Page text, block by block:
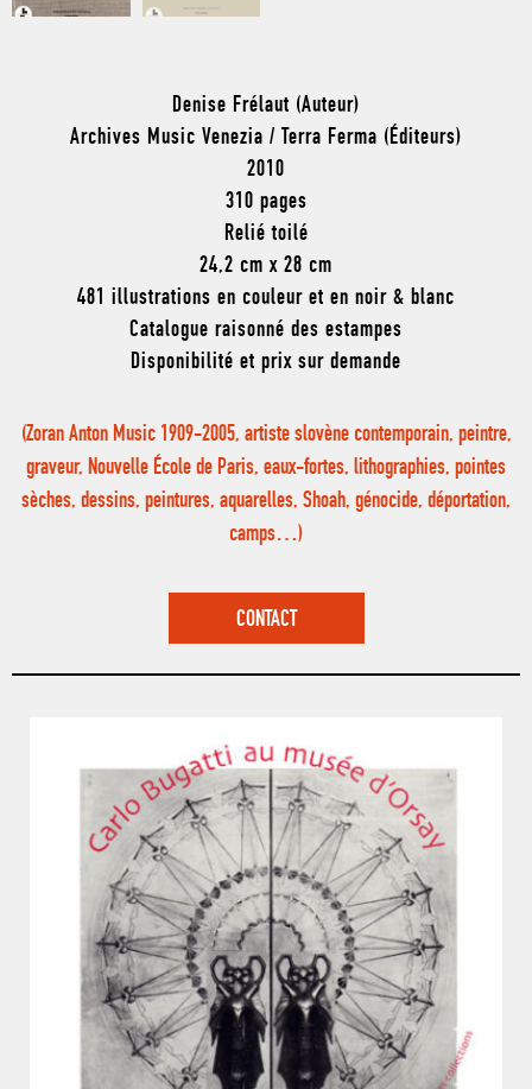
Denise Frélaut (Auteur)
Archives Music Venezia / Terra Ferma (Éditeurs)
2010
310 pages
Relié toilé
24,2 cm x 28 cm
481 illustrations en couleur et en noir & blanc
Catalogue raisonné des estampes
Disponibilité et prix sur demande
(Zoran Anton Music 1909-2005, artiste slovène contemporain, peintre,
graveur, Nouvelle École de Paris, eaux-fortes, lithographies, pointes
sèches, dessins, peintures, aquarelles, Shoah, génocide, déportation,
camps…)
CONTACT